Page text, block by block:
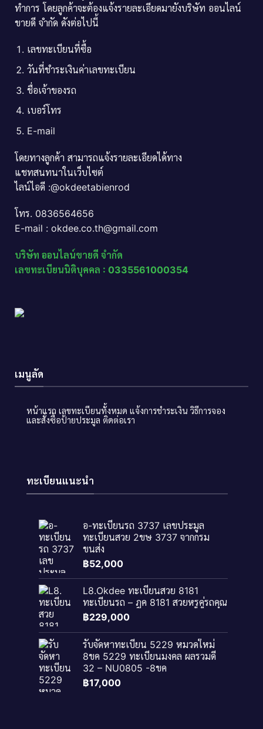
ทำการ โดยลูกค้าจะต้องแจ้งรายละเอียดมายังบริษัท ออนไลน์
ขายดี จำกัด ดังต่อไปนี้
เลขทะเบียนที่ซื้อ
วันที่ชำระเงินค่าเลขทะเบียน
ชื่อเจ้าของรถ
เบอร์โทร
E-mail
โดยทางลูกค้า สามารถแจ้งรายละเอียดได้ทาง
แชทสนทนาในเว็บไซต์
ไลน์ไอดี :@okdeetabienrod
โทร. 0836564656
E-mail : okdee.co.th@gmail.com
บริษัท ออนไลน์ขายดี จำกัด
เลขทะเบียนนิติบุคคล : 0335561000354
เมนูลัด
หน้าแรก เลขทะเบียนทั้งหมด แจ้งการชำระเงิน วิธีการจอง
และสั่งซื้อป้ายประมูล ติดต่อเรา
ทะเบียนแนะนำ
อ-ทะเบียนรถ 3737 เลขประมูล
ทะเบียนสวย 2ขษ 3737 จากกรม
ขนส่ง
฿52,000
L8.Okdee ทะเบียนสวย 8181
ทะเบียนรถ – ฎค 8181​ สวยหรูคู่รถคุณ
฿229,000
รับจัดหาทะเบียน 5229 หมวดใหม่
8ขค 5229 ทะเบียนมงคล ผลรวมดี
32 – NU0805 -8ขค
฿17,000